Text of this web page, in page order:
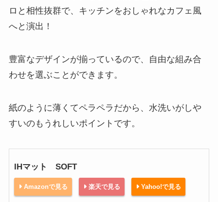
ロと相性抜群で、キッチンをおしゃれなカフェ風
へと演出！
豊富なデザインが揃っているので、自由な組み合
わせを選ぶことができます。
紙のように薄くてペラペラだから、水洗いがしや
すいのもうれしいポイントです。
IHマット SOFT
Amazonで見る 楽天で見る Yahoo!で見る